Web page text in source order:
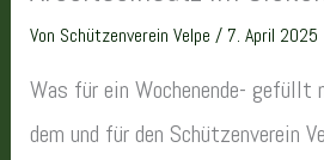
Von Schützenverein Velpe / 7. April 2025
Was für ein Wochenende-
dem und für den Schützenverein